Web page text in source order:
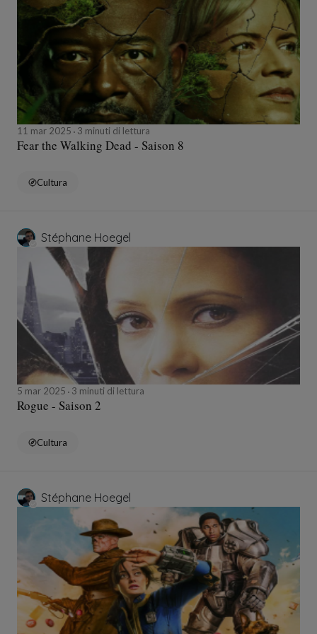
11 mar 2025 3 minuti di lettura
Fear the Walking Dead - Saison 8
Cultura
Stéphane Hoegel
5 mar 2025 3 minuti di lettura
Rogue - Saison 2
Cultura
Stéphane Hoegel